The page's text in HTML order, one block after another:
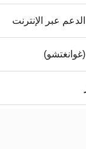
الدعم عبر الإنترنت
(غوانغتشو)